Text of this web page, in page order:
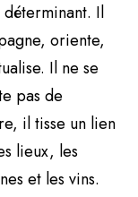
Il
oriente,
Il ne se
pas de
il tisse un lien
lieux, les
et les vins.